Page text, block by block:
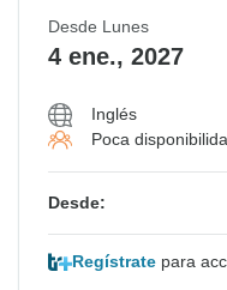
Desde Lunes
4 ene., 2027
Inglés
Poca
Desde:
Regístrate para